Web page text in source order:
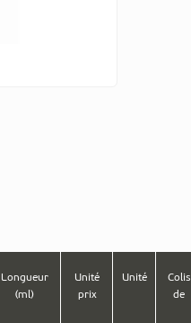
Longueur
(ml)
Unité
prix
Unité
Colis
de